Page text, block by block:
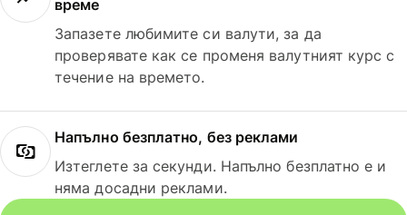
време
Запазете любимите си валути, за да
проверявате как се променя валутният курс с
течение на времето.
Напълно безплатно, без реклами
Изтеглете за секунди. Напълно безплатно е и
няма досадни реклами.